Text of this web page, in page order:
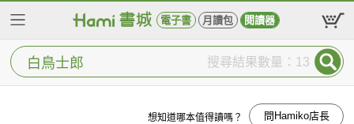
電子書 月讀包 閱讀器
搜尋結果數量：13
想知道哪本值得讀嗎？ 問Hamiko店長